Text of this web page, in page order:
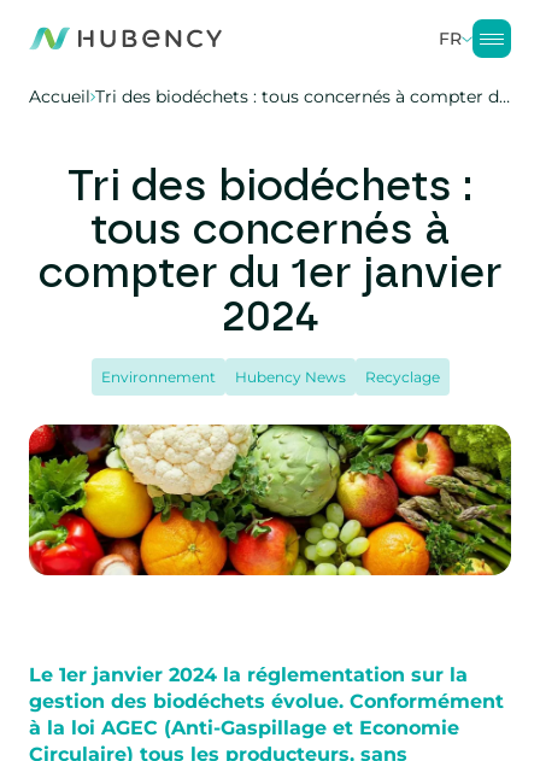
FR
Accueil Tri des biodéchets : tous concernés à compter du 1er janvier 2024
Tri des biodéchets :
tous concernés à
compter du 1er janvier
2024
Environnement Hubency News Recyclage
Le 1er janvier 2024 la réglementation sur la
gestion des biodéchets évolue. Conformément
à la loi AGEC (Anti-Gaspillage et Economie
Circulaire) tous les producteurs, sans